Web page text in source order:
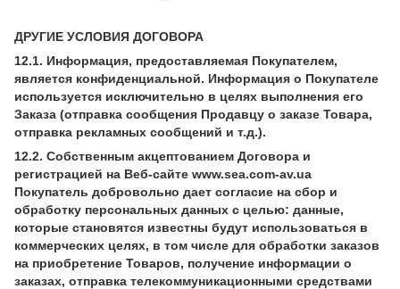
ДРУГИЕ УСЛОВИЯ ДОГОВОРА
12.1. Информация, предоставляемая Покупателем,
является конфиденциальной. Информация о Покупателе
используется исключительно в целях выполнения его
Заказа (отправка сообщения Продавцу о заказе Товара,
отправка рекламных сообщений и т.д.).
12.2. Собственным акцептованием Договора и
регистрацией на Веб-сайте www.sea.com-av.ua
Покупатель добровольно дает согласие на сбор и
обработку персональных данных с целью: данные,
которые становятся известны будут использоваться в
коммерческих целях, в том числе для обработки заказов
на приобретение Товаров, получение информации о
заказах, отправка телекоммуникационными средствами